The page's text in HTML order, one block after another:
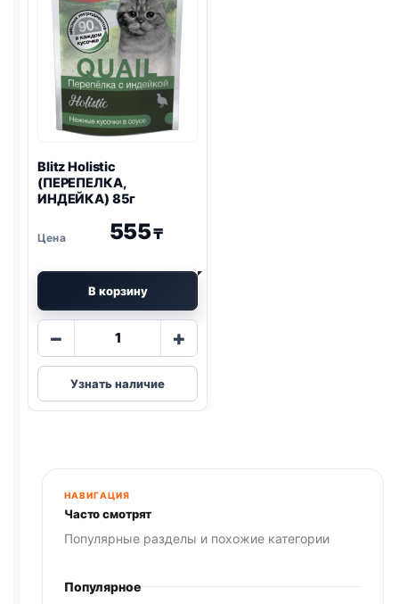
Blitz Holistic
(ПЕРЕПЕЛКА,
ИНДЕЙКА) 85г
555₸
В корзину
−
Количество
Blitz
Holistic
(ПЕРЕПЕЛКА,
+
Узнать наличие
НАВИГАЦИЯ
Часто смотрят
Популярные разделы и похожие категории
Популярное